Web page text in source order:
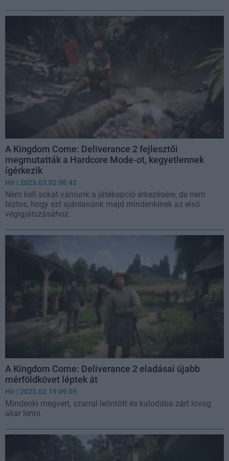
A Kingdom Come: Deliverance 2 fejlesztői
megmutatták a Hardcore Mode-ot, kegyetlennek
ígérkezik
Hír | 2025.03.02 08:42
Nem kell sokat várnunk a játékopció érkezésére, de nem
biztos, hogy ezt ajánlanánk majd mindenkinek az első
végigjátszásához.
A Kingdom Come: Deliverance 2 eladásai újabb
mérföldkövet léptek át
Hír | 2025.02.19 09:05
Mindenki megvert, szarral leöntött és kalodába zárt lovag
akar lenni.